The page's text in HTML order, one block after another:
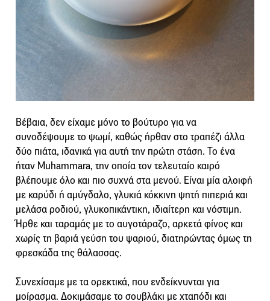
Βέβαια, δεν είχαμε μόνο το βούτυρο για να
συνοδέψουμε το ψωμί, καθώς ήρθαν στο τραπέζι άλλα
δύο πιάτα, ιδανικά για αυτή την πρώτη στάση. Το ένα
ήταν Muhammara, την οποία τον τελευταίο καιρό
βλέπουμε όλο και πιο συχνά στα μενού. Είναι μία αλοιφή
με καρύδι ή αμύγδαλο, γλυκιά κόκκινη ψητή πιπεριά και
μελάσα ροδιού, γλυκοπικάντικη, ιδιαίτερη και νόστιμη.
Ήρθε και ταραμάς με το αυγοτάραζο, αρκετά φίνος και
χωρίς τη βαριά γεύση του ψαριού, διατηρώντας όμως τη
φρεσκάδα της θάλασσας.
Συνεχίσαμε με τα ορεκτικά, που ενδείκνυνται για
μοίρασμα. Δοκιμάσαμε το σουβλάκι με χταπόδι και